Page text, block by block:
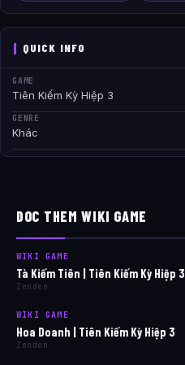
QUICK INFO
GAME
Tiên Kiếm Kỳ Hiệp 3
GENRE
Khác
DOC THEM WIKI GAME
WIKI GAME
Tà Kiếm Tiên | Tiên Kiếm Kỳ Hiệp 3
Zenden
WIKI GAME
Hoa Doanh | Tiên Kiếm Kỳ Hiệp 3
Zenden